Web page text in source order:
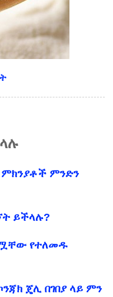
ምክንያቶች ምንድን
ይችላሉ?
የተለመዱ
ጄሊ በገበያ ላይ ምን